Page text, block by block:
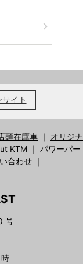
イト
頭在庫車 ｜ オリジナ
KTM ｜ パワーパー
合わせ｜
号